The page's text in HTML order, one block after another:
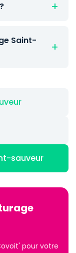
Saint-
sauveur
pour votre